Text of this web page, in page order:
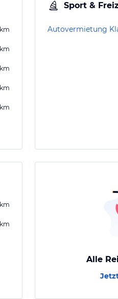
km
km
km
km
km
Sport &
Autovermietung
km
km
Alle